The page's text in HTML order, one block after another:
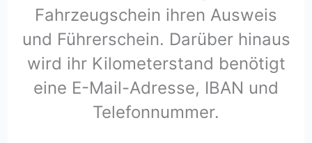
Fahrzeugschein ihren Ausweis
und Führerschein. Darüber hinaus
wird ihr Kilometerstand benötigt
eine E-Mail-Adresse, IBAN und
Telefonnummer.